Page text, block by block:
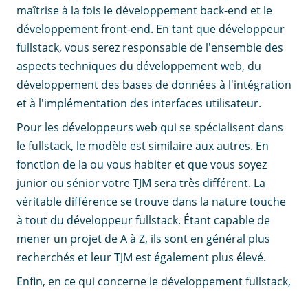
maîtrise à la fois le développement back-end et le
développement front-end. En tant que développeur
fullstack, vous serez responsable de l'ensemble des
aspects techniques du développement web, du
développement des bases de données à l'intégration
et à l'implémentation des interfaces utilisateur.
Pour les développeurs web qui se spécialisent dans
le fullstack, le modèle est similaire aux autres. En
fonction de la ou vous habiter et que vous soyez
junior ou sénior votre TJM sera très différent. La
véritable différence se trouve dans la nature touche
à tout du développeur fullstack. Étant capable de
mener un projet de A à Z, ils sont en général plus
recherchés et leur TJM est également plus élevé.
Enfin, en ce qui concerne le développement fullstack,